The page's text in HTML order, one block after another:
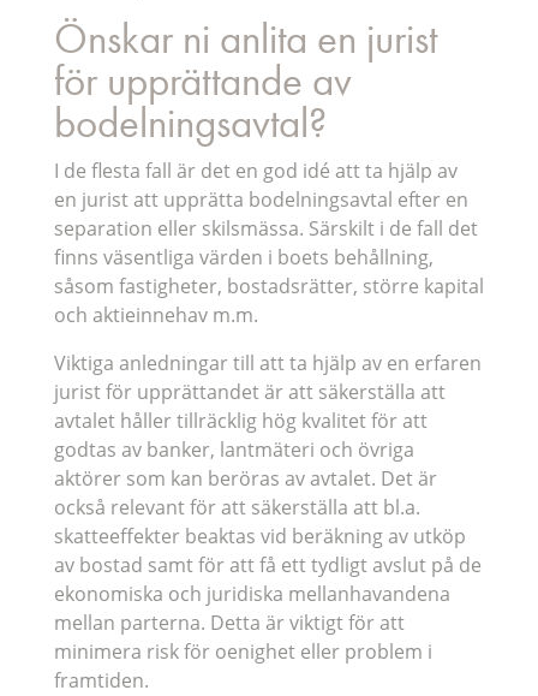
Önskar ni anlita en jurist
för upprättande av
bodelningsavtal?
I de flesta fall är det en god idé att ta hjälp av
en jurist att upprätta bodelningsavtal efter en
separation eller skilsmässa. Särskilt i de fall det
finns väsentliga värden i boets behållning,
såsom fastigheter, bostadsrätter, större kapital
och aktieinnehav m.m.
Viktiga anledningar till att ta hjälp av en erfaren
jurist för upprättandet är att säkerställa att
avtalet håller tillräcklig hög kvalitet för att
godtas av banker, lantmäteri och övriga
aktörer som kan beröras av avtalet. Det är
också relevant för att säkerställa att bl.a.
skatteeffekter beaktas vid beräkning av utköp
av bostad samt för att få ett tydligt avslut på de
ekonomiska och juridiska mellanhavandena
mellan parterna. Detta är viktigt för att
minimera risk för oenighet eller problem i
framtiden.